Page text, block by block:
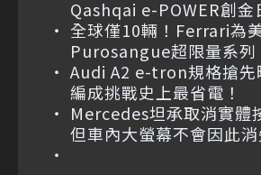
Qashqai e-POWER創金
全球僅10輛！Ferrari為
Purosangue超限量系列
Audi A2 e-tron規格搶先
編成挑戰史上最省電！
Mercedes坦承取消實體
但車內大螢幕不會因此消